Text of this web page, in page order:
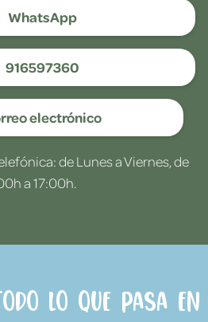
WhatsApp
916597360
electrónico
de Lunes a Viernes, de
a 17:00h.
lo que pasa en